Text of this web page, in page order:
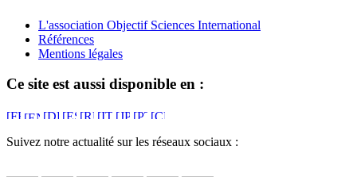
L'association Objectif Sciences International
Références
Mentions légales
Ce site est aussi disponible en :
Suivez notre actualité sur les réseaux sociaux :